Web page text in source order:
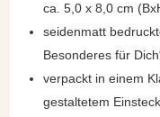
ca. 5,0 x 8,0 cm
seidenmatt
Besonderes für
verpackt in einem
gestaltetem